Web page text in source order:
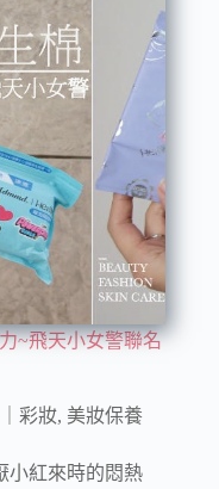
~飛天小女警聯名
彩妝, 美妝保養
小紅來時的悶熱